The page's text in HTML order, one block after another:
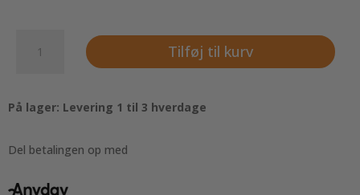
Rosa
manden
Lækker
Tilføj til kurv
På lager: Levering 1 til 3 hverdage
Del betalingen op med